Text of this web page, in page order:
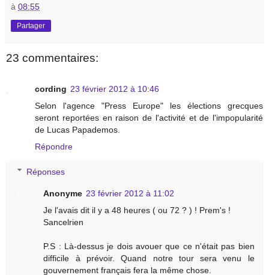
à 08:55
Partager
23 commentaires:
cording 23 février 2012 à 10:46
Selon l'agence "Press Europe" les élections grecques
seront reportées en raison de l'activité et de l'impopularité
de Lucas Papademos.
Répondre
Réponses
Anonyme 23 février 2012 à 11:02
Je l'avais dit il y a 48 heures ( ou 72 ? ) ! Prem's !
Sancelrien
P.S : Là-dessus je dois avouer que ce n'était pas bien
difficile à prévoir. Quand notre tour sera venu le
gouvernement français fera la même chose.